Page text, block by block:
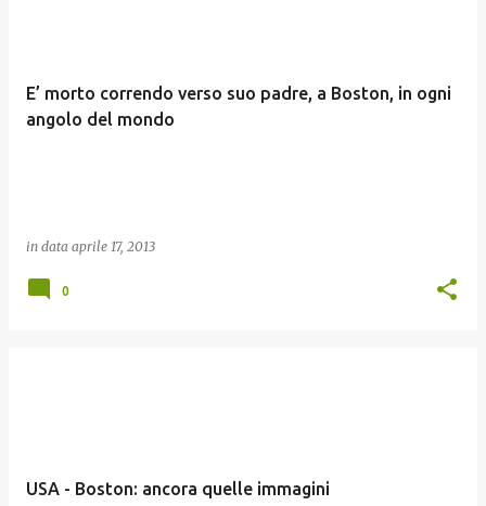
E’ morto correndo verso suo padre, a Boston, in ogni
angolo del mondo
in data aprile 17, 2013
0
USA - Boston: ancora quelle immagini